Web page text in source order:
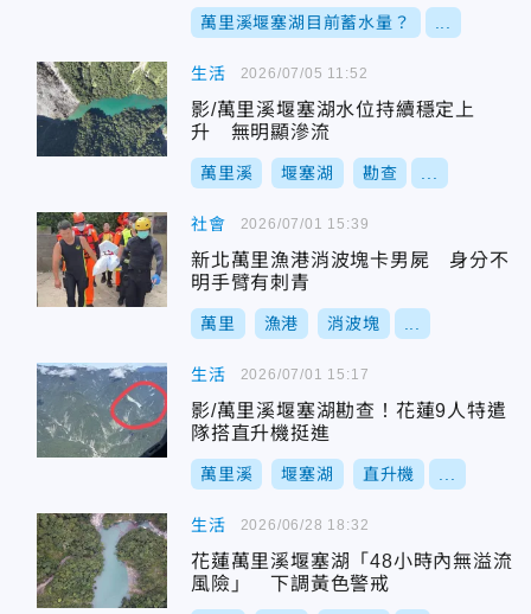
萬里溪堰塞湖目前蓄水量？
生活
影/萬里溪堰塞湖水位持續穩定上
升 無明顯滲流
萬里溪 堰塞湖 勘查
2026/07/05 11:52
社會
新北萬里漁港消波塊卡男屍 身分不
明手臂有刺青
萬里 漁港 消波塊
2026/07/01 15:39
生活
影/萬里溪堰塞湖勘查！花蓮9人特遣
隊搭直升機挺進
萬里溪 堰塞湖 直升機
2026/07/01 15:17
生活
花蓮萬里溪堰塞湖「48小時內無溢流
風險」 下調黃色警戒
2026/06/28 18:32